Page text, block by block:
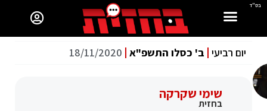
בס"ד
יום רביעי ב' כסלו התשפ"א 18/11/2020
שימי שקרקה
בחזית